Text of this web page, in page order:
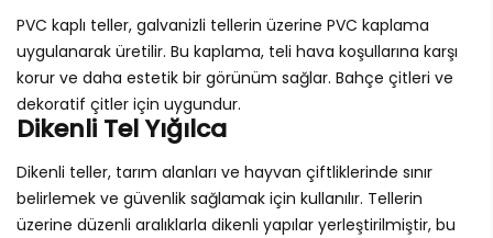
PVC kaplı teller, galvanizli tellerin üzerine PVC kaplama
uygulanarak üretilir. Bu kaplama, teli hava koşullarına karşı
korur ve daha estetik bir görünüm sağlar. Bahçe çitleri ve
dekoratif çitler için uygundur.
Dikenli Tel Yığılca
Dikenli teller, tarım alanları ve hayvan çiftliklerinde sınır
belirlemek ve güvenlik sağlamak için kullanılır. Tellerin
üzerine düzenli aralıklarla dikenli yapılar yerleştirilmiştir, bu